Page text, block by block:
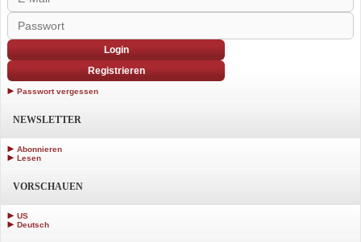
Login
Registrieren
Passwort vergessen
NEWSLETTER
Abonnieren
Lesen
VORSCHAUEN
US
Deutsch